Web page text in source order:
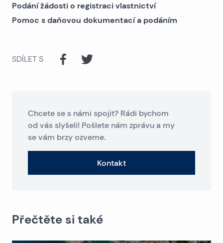
Podání žádosti o registraci vlastnictví
Pomoc s daňovou dokumentací a podáním
SDÍLET S
Chcete se s námi spojit? Rádi bychom
od vás slyšeli! Pošlete nám zprávu a my
se vám brzy ozveme.
Kontakt
Přečtěte si také